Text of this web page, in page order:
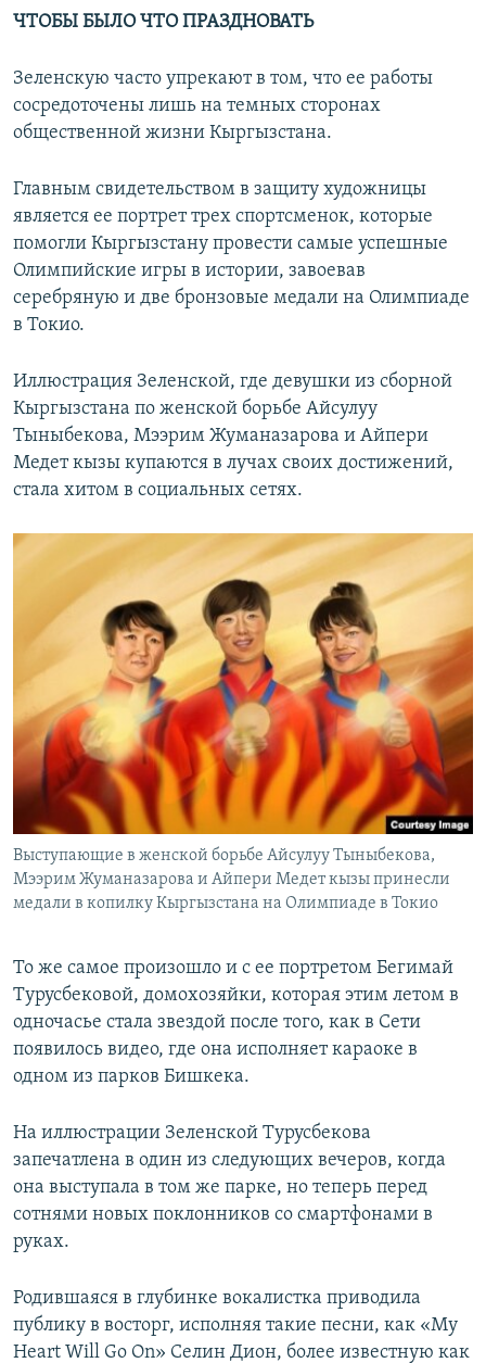
ЧТОБЫ БЫЛО ЧТО ПРАЗДНОВАТЬ
Зеленскую часто упрекают в том, что ее работы
сосредоточены лишь на темных сторонах
общественной жизни Кыргызстана.
Главным свидетельством в защиту художницы
является ее портрет трех спортсменок, которые
помогли Кыргызстану провести самые успешные
Олимпийские игры в истории, завоевав
серебряную и две бронзовые медали на Олимпиаде
в Токио.
Иллюстрация Зеленской, где девушки из сборной
Кыргызстана по женской борьбе Айсулуу
Тыныбекова, Мээрим Жуманазарова и Айпери
Медет кызы купаются в лучах своих достижений,
стала хитом в социальных сетях.
Выступающие в женской борьбе Айсулуу Тыныбекова,
Мээрим Жуманазарова и Айпери Медет кызы принесли
медали в копилку Кыргызстана на Олимпиаде в Токио
То же самое произошло и с ее портретом Бегимай
Турусбековой, домохозяйки, которая этим летом в
одночасье стала звездой после того, как в Сети
появилось видео, где она исполняет караоке в
одном из парков Бишкека.
На иллюстрации Зеленской Турусбекова
запечатлена в один из следующих вечеров, когда
она выступала в том же парке, но теперь перед
сотнями новых поклонников со смартфонами в
руках.
Родившаяся в глубинке вокалистка приводила
публику в восторг, исполняя такие песни, как «My
Heart Will Go On» Селин Дион, более известную как